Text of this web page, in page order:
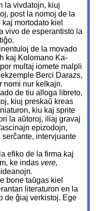
la vivdatojn, kiuj
post la nomoj de la
mortodato kiel
vivo de esperantisto la
de la movado
kaj Kolomano Ka­
mul­taj iomete malpli
Berci Darazs,
nomi nur kelkajn.
de tiu alloga libreto,
kiuj preskaŭ kreas
kiu kaj sprite
la aŭtoroj, iliaj gravaj
epizodojn,
intervjuante
efiko de la firma kaj
ke indas vere,
bo­ne taŭgas kiel
literaturon en la
de ĝiaj verkistoj. Ege